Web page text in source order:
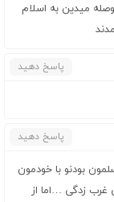
میدین به اسلام
پاسخ دهید
پاسخ دهید
بودنو با خودمون
زدگی …اما از